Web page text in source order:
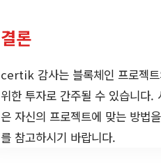
결론
certik 감사는 블록체인 프로젝
위한 투자로 간주될 수 있습니다
은 자신의 프로젝트에 맞는 방법
를 참고하시기 바랍니다.